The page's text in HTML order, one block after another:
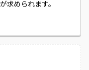
求められます。